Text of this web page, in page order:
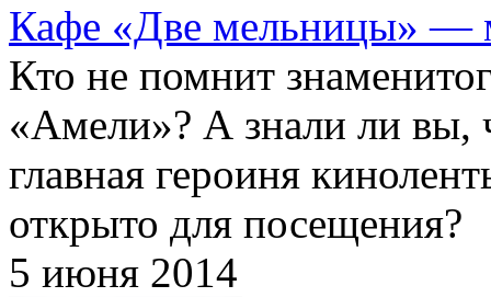
Кафе «Две мельницы» —
Кто не помнит
«Амели»? А знали ли вы,
главная героиня
открыто для посещения?
5 июня 2014